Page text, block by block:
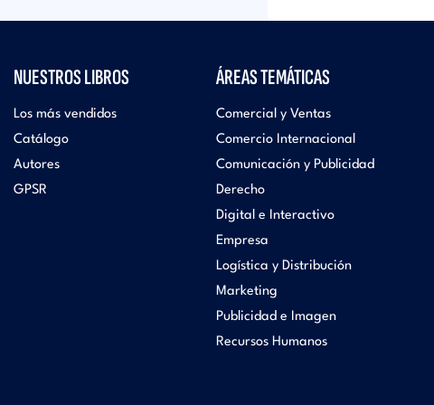
NUESTROS LIBROS
Los más vendidos
Catálogo
Autores
GPSR
ÁREAS TEMÁTICAS
Comercial y Ventas
Comercio Internacional
Comunicación y Publicidad
Derecho
Digital e Interactivo
Empresa
Logística y Distribución
Marketing
Publicidad e Imagen
Recursos Humanos